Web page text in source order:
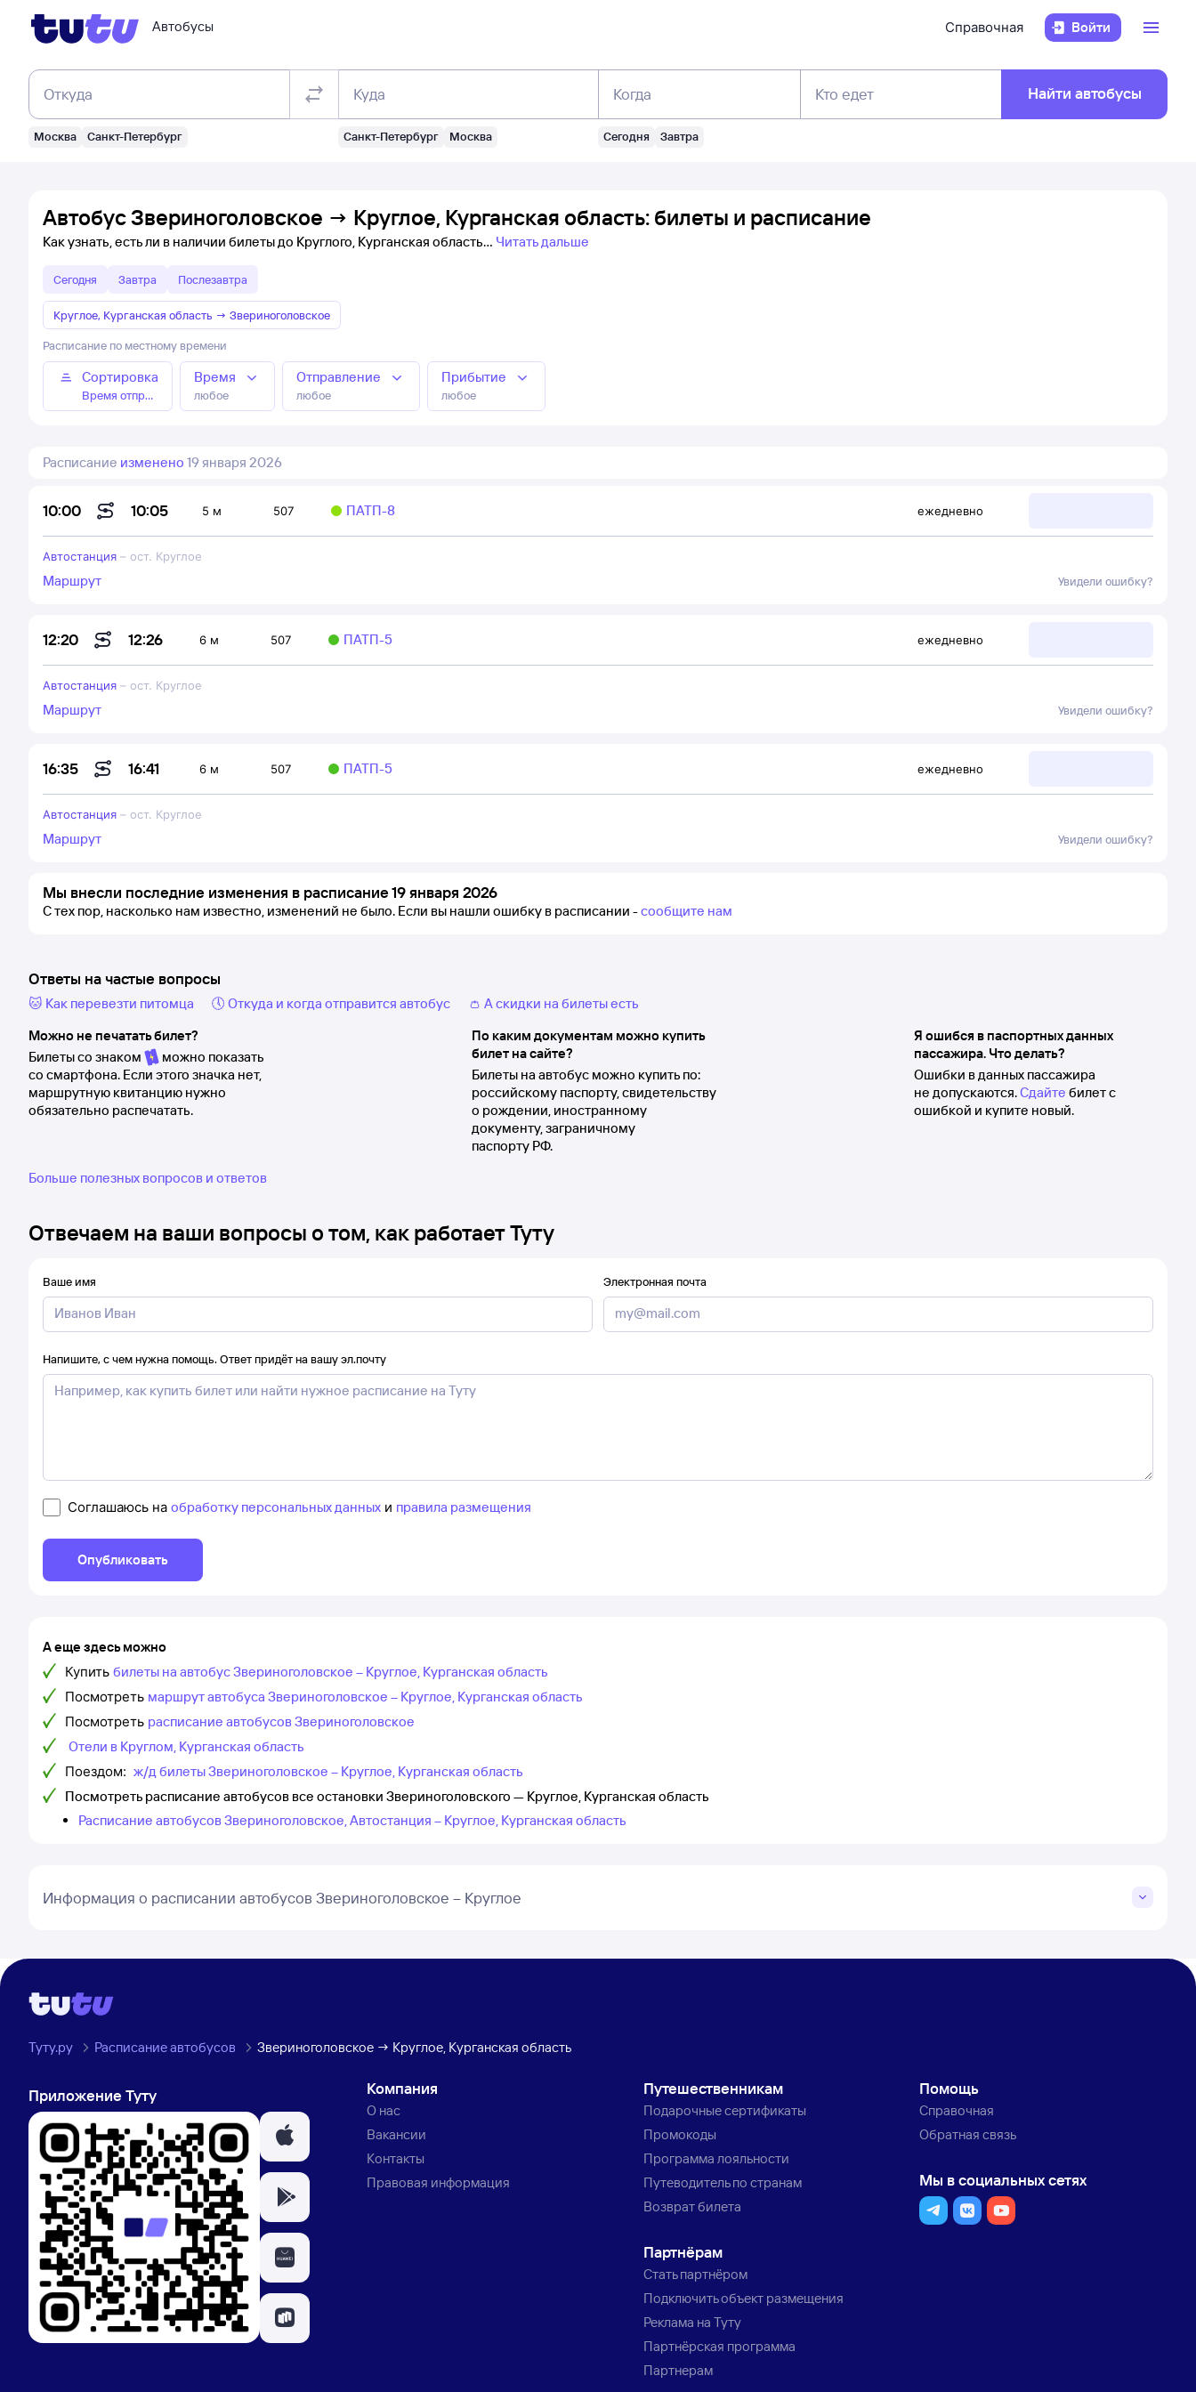
Автобусы Справочная Войти
Откуда
Москва Санкт-Петербург
Куда
Санкт-Петербург Москва
Когда
Сегодня Завтра
Кто едет Найти автобусы
Автобус Звериноголовское → Круглое, Курганская область: билеты и расписание
Как узнать, есть ли в наличии билеты до Круглого, Курганская область Читать дальше
Сегодня Завтра Послезавтра
Круглое, Курганская область → Звериноголовское
Расписание по местному времени
Сортировка
Время отправления
Время
любое
Отправление
любое
Прибытие
любое
Расписание изменено 19 января 2026
10:00 10:05 5 м 507 ПАТП-8 ежедневно
Автостанция – ост. Круглое
Маршрут Увидели ошибку?
12:20 12:26 6 м 507 ПАТП-5 ежедневно
Автостанция – ост. Круглое
Маршрут Увидели ошибку?
16:35 16:41 6 м 507 ПАТП-5 ежедневно
Автостанция – ост. Круглое
Маршрут Увидели ошибку?
Мы внесли последние изменения в расписание 19 января 2026
С тех пор, насколько нам известно, изменений не было. Если вы нашли ошибку в расписании -сообщите нам
Ответы на частые вопросы
🐱 Как перевезти питомца 🕔 Откуда и когда отправится автобус
👛 А скидки на билеты есть
Можно не печатать билет?
Билеты со знаком
можно показать
со смартфона. Если этого значка нет,
маршрутную квитанцию нужно
обязательно распечатать.
По каким документам можно купить
билет на сайте?
Билеты на автобус можно купить по:
российскому паспорту, свидетельству
о рождении, иностранному
документу, заграничному
паспорту РФ.
Я ошибся в паспортных данных
пассажира. Что делать?
Ошибки в данных пассажира
не допускаются.Сдайте билет с
ошибкой и купите новый.
Больше полезных вопросов и ответов
Отвечаем на ваши вопросы о том, как работает Туту
Ваше имя Электронная почта
Напишите, с чем нужна помощь. Ответ придёт на вашу эл.почту
Соглашаюсь на обработку персональных данных и правила размещения
Опубликовать
А еще здесь можно
Купить билеты на автобус Звериноголовское – Круглое, Курганская область
Посмотреть маршрут автобуса Звериноголовское – Круглое, Курганская область
Посмотреть расписание автобусов Звериноголовское
Отели в Круглом, Курганская область
Поездом: ж/д билеты Звериноголовское – Круглое, Курганская область
Посмотреть расписание автобусов все остановки Звериноголовского — Круглое, Курганская область
Расписание автобусов Звериноголовское, Автостанция – Круглое, Курганская область
Информация о расписании автобусов Звериноголовское – Круглое
Туту.ру Расписание автобусов Звериноголовское → Круглое, Курганская область
Приложение Туту Компания
О нас
Вакансии
Контакты
Правовая информация
Путешественникам
Подарочные сертификаты
Промокоды
Программа лояльности
Путеводитель по странам
Возврат билета
Партнёрам
Стать партнёром
Подключить объект размещения
Реклама на Туту
Партнёрская программа
Партнерам
Помощь
Справочная
Обратная связь
Мы в социальных сетях